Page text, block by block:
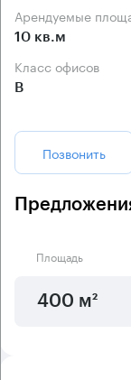
Арендуемые
10 кв.м
Класс офисов
B
Позвонить
Площадь
400 м²